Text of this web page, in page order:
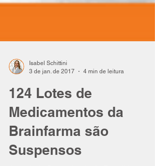
Isabel Schittini
3 de jan. de 2017
4 min de leitura
124 Lotes de
Medicamentos da